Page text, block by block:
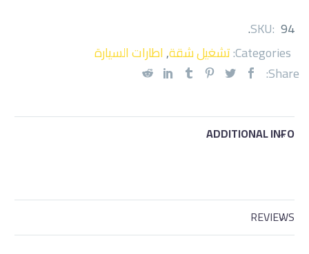
SKU: 94
.
Categories: تشغيل شقة,اطارات السيارة
Share:
ADDITIONAL INFO
REVIEWS